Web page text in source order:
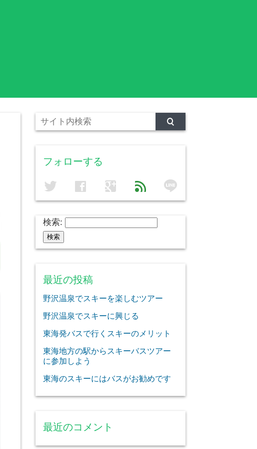
フォローする
twitter facebook google feed line
検索:
最近の投稿
野沢温泉でスキーを楽しむツアー
野沢温泉でスキーに興じる
東海発バスで行くスキーのメリット
東海地方の駅からスキーバスツアー
に参加しよう
東海のスキーにはバスがお勧めです
最近のコメント